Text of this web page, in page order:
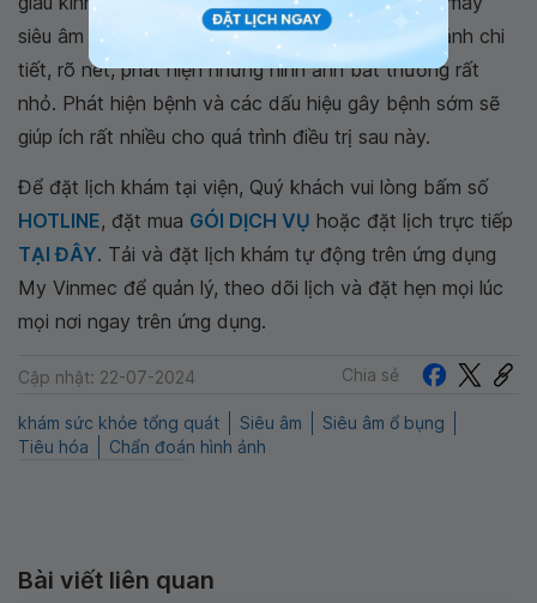
siêu âm hiện đại, công nghệ cao, cung cấp hình ảnh chi
tiết, rõ nét, phát hiện những hình ảnh bất thường rất
nhỏ. Phát hiện bệnh và các dấu hiệu gây bệnh sớm sẽ
giúp ích rất nhiều cho quá trình điều trị sau này.
Để đặt lịch khám tại viện, Quý khách vui lòng bấm số
HOTLINE, đặt mua GÓI DỊCH VỤ hoặc đặt lịch trực tiếp
TẠI ĐÂY. Tải và đặt lịch khám tự động trên ứng dụng
My Vinmec để quản lý, theo dõi lịch và đặt hẹn mọi lúc
mọi nơi ngay trên ứng dụng.
Cập nhật: 22-07-2024 Chia sẻ
khám sức khỏe tổng quát Siêu âm
Siêu âm ổ bụng
Tiêu hóa
Chẩn đoán hình ảnh
Bài viết liên quan